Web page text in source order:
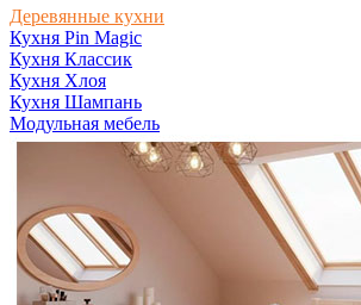
Деревянные кухни
Кухня Pin Magic
Кухня Классик
Кухня Хлоя
Кухня Шампань
Модульная мебель